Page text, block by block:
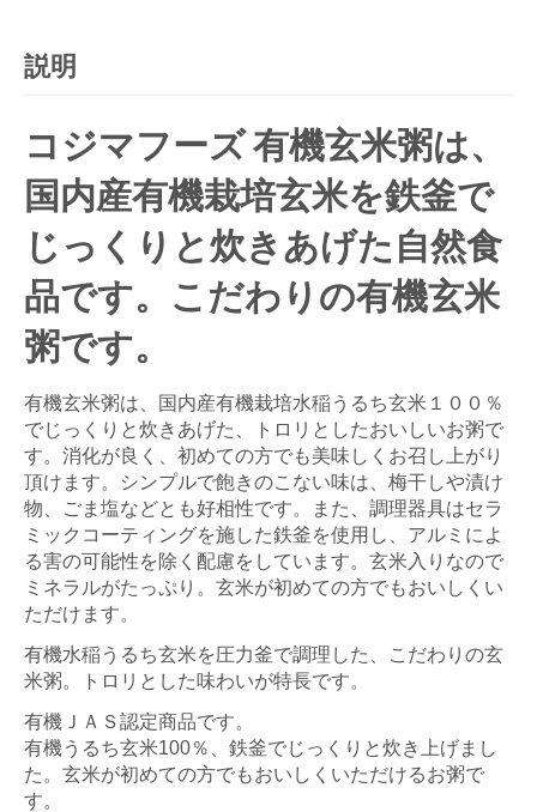
説明
コジマフーズ 有機玄米粥は、
国内産有機栽培玄米を鉄釜で
じっくりと炊きあげた自然食
品です。こだわりの有機玄米
粥です。
有機玄米粥は、国内産有機栽培水稲うるち玄米１００％
でじっくりと炊きあげた、トロリとしたおいしいお粥で
す。消化が良く、初めての方でも美味しくお召し上がり
頂けます。シンプルで飽きのこない味は、梅干しや漬け
物、ごま塩などとも好相性です。また、調理器具はセラ
ミックコーティングを施した鉄釜を使用し、アルミによ
る害の可能性を除く配慮をしています。玄米入りなので
ミネラルがたっぷり。玄米が初めての方でもおいしくい
ただけます。
有機水稲うるち玄米を圧力釜で調理した、こだわりの玄
米粥。トロリとした味わいが特長です。
有機ＪＡＳ認定商品です。
有機うるち玄米100％、鉄釜でじっくりと炊き上げまし
た。玄米が初めての方でもおいしくいただけるお粥で
す。